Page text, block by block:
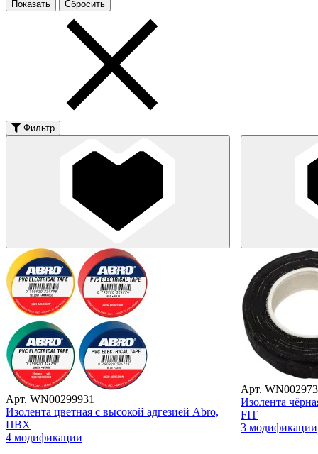
Фильтр
Арт. WN00299931
Изолента цветная с высокой адгезией Abro,
ПВХ
4 модификации
Арт.
Изолента
FIT
3 модификации